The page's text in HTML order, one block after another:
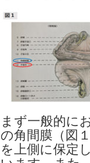
まず一般的に
の角間膜（図
を上側に保定